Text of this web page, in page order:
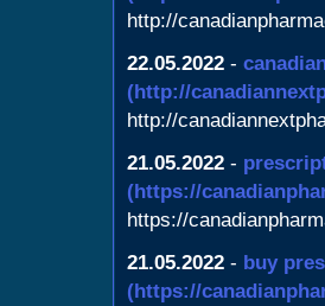
http://
22.05.2022 -
(http://
http://
21.05.2022 -
(https://
https://
21.05.2022 - buy
(https://